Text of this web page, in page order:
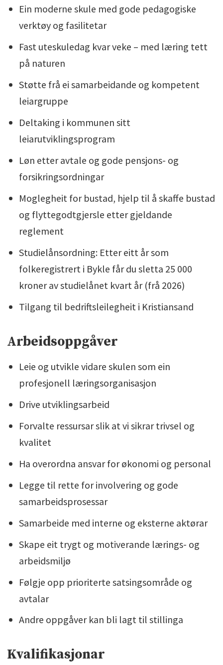
Ein moderne skule med gode pedagogiske
verktøy og fasilitetar
Fast uteskuledag kvar veke – med læring tett
på naturen
Støtte frå ei samarbeidande og kompetent
leiargruppe
Deltaking i kommunen sitt
leiarutviklingsprogram
Løn etter avtale og gode pensjons- og
forsikringsordningar
Moglegheit for bustad, hjelp til å skaffe bustad
og flyttegodtgjersle etter gjeldande
reglement
Studielånsordning: Etter eitt år som
folkeregistrert i Bykle får du sletta 25 000
kroner av studielånet kvart år (frå 2026)
Tilgang til bedriftsleilegheit i Kristiansand
Arbeidsoppgåver
Leie og utvikle vidare skulen som ein
profesjonell læringsorganisasjon
Drive utviklingsarbeid
Forvalte ressursar slik at vi sikrar trivsel og
kvalitet
Ha overordna ansvar for økonomi og personal
Legge til rette for involvering og gode
samarbeidsprosessar
Samarbeide med interne og eksterne aktørar
Skape eit trygt og motiverande lærings- og
arbeidsmiljø
Følgje opp prioriterte satsingsområde og
avtalar
Andre oppgåver kan bli lagt til stillinga
Kvalifikasjonar